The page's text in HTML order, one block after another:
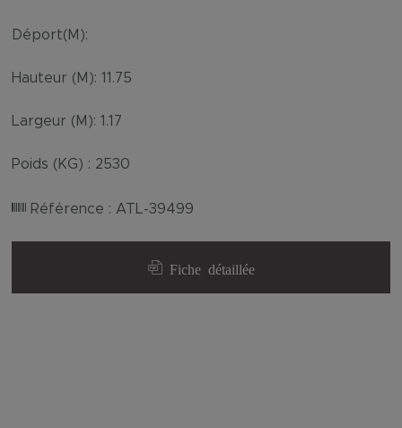
Déport(M):
Hauteur (M): 11.75
Largeur (M): 1.17
Poids (KG) : 2530
Référence : ATL-39499
Fiche détaillée